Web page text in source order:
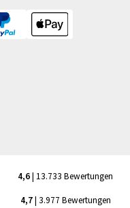
4,6| 13.733 Bewertungen
4,7| 3.977 Bewertungen